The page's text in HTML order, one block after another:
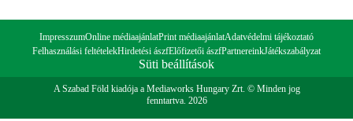
ImpresszumOnline médiaajánlatPrint médiaajánlatAdatvédelmi tájékoztató
Felhasználási feltételekHirdetési ászfElőfizetői ászfPartnereinkJátékszabályzat
Süti beállítások
A Szabad Föld kiadója a Mediaworks Hungary Zrt. © Minden jog
fenntartva. 2026